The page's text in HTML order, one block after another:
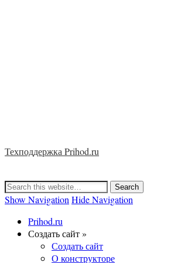
Техподдержка Prihod.ru
Show Navigation Hide Navigation
Prihod.ru
Создать сайт »
Создать сайт
О конструкторе